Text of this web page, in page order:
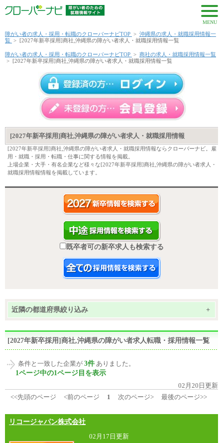
MENU
障がい者の求人・採用・転職のクローバーナビTOP > 沖縄県の求人・就職採用情報一
覧 > [2027年新卒採用]商社,沖縄県の障がい者求人・就職採用情報一覧
障がい者の求人・採用・転職のクローバーナビTOP > 商社の求人・就職採用情報一覧
> [2027年新卒採用]商社,沖縄県の障がい者求人・就職採用情報一覧
[2027年新卒採用]商社,沖縄県の障がい者求人・就職採用情報
[2027年新卒採用]商社,沖縄県の障がい者求人・就職採用情報ならクローバーナビ。雇
用・就職・採用・転職・仕事に関する情報を掲載。
上場企業・大手・有名企業など様々な[2027年新卒採用]商社,沖縄県の障がい者求人・
就職採用情報情報を掲載しています。
既卒者可の新卒求人も検索する
近隣の都道府県絞り込み +
[2027年新卒採用]商社,沖縄県の障がい者求人転職・採用情報一覧
条件と一致した企業が 3件 ありました。
1ページ中の1ページ目を表示
02月20日更新
<<先頭のページ
<前のページ 1 次のページ> 最後のページ>>
リコージャパン株式会社
02月17日更新